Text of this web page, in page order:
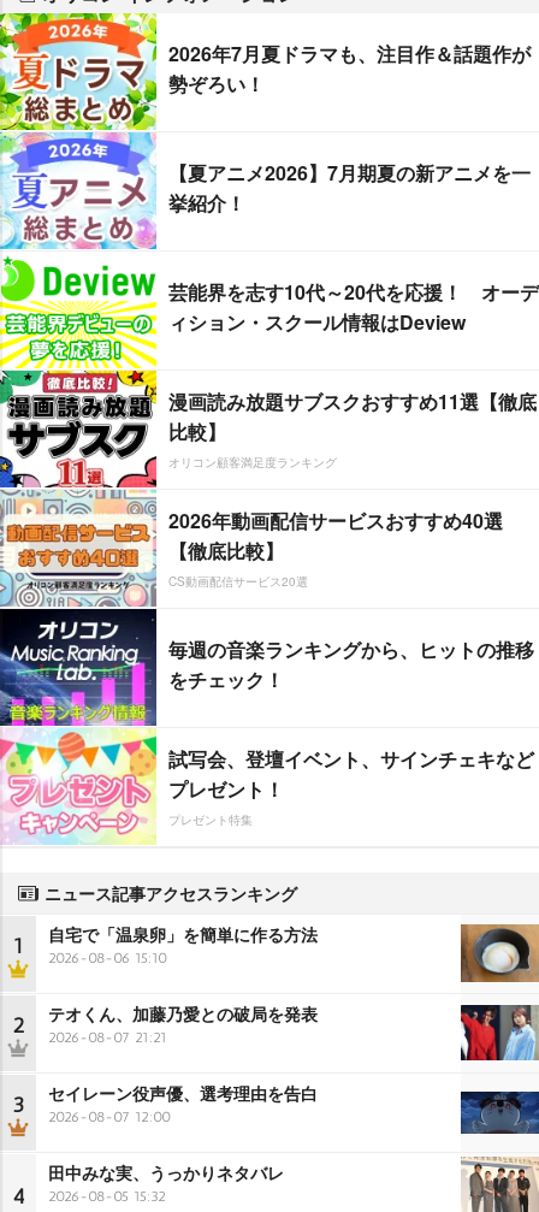
2026年7月夏ドラマも、注目作＆話題作が
勢ぞろい！
【夏アニメ2026】7月期夏の新アニメを一
挙紹介！
芸能界を志す10代～20代を応援！ オーデ
ィション・スクール情報はDeview
漫画読み放題サブスクおすすめ11選【徹底
比較】
オリコン顧客満足度ランキング
2026年動画配信サービスおすすめ40選
【徹底比較】
CS動画配信サービス20選
毎週の音楽ランキングから、ヒットの推移
をチェック！
試写会、登壇イベント、サインチェキなど
プレゼント！
プレゼント特集
ニュース記事アクセスランキング
1 自宅で「温泉卵」を簡単に作る方法
2026-08-06 15:10
2 テオくん、加藤乃愛との破局を発表
2026-08-07 21:21
3 セイレーン役声優、選考理由を告白
2026-08-07 12:00
4
田中みな実、うっかりネタバレ
2026-08-05 15:32